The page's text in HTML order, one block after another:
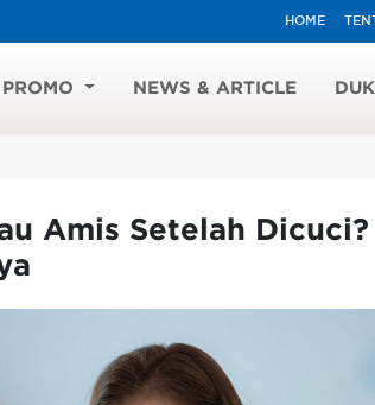
HOME
PROMO NEWS & ARTICLE
Amis Setelah